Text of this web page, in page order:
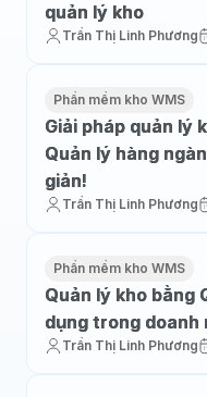
quản lý kho
Trần Thị Linh Phương
Phần mềm kho WMS
Giải pháp quản lý
Quản lý hàng
giản!
Trần Thị Linh Phương
Phần mềm kho WMS
Quản lý kho bằng
dụng trong doanh
Trần Thị Linh Phương